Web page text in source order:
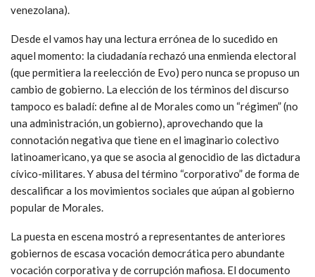
venezolana).
Desde el vamos hay una lectura errónea de lo sucedido en
aquel momento: la ciudadanía rechazó una enmienda electoral
(que permitiera la reelección de Evo) pero nunca se propuso un
cambio de gobierno. La elección de los términos del discurso
tampoco es baladí: define al de Morales como un “régimen” (no
una administración, un gobierno), aprovechando que la
connotación negativa que tiene en el imaginario colectivo
latinoamericano, ya que se asocia al genocidio de las dictadura
cívico-militares. Y abusa del término “corporativo” de forma de
descalificar a los movimientos sociales que aúpan al gobierno
popular de Morales.
La puesta en escena mostró a representantes de anteriores
gobiernos de escasa vocación democrática pero abundante
vocación corporativa y de corrupción mafiosa. El documento